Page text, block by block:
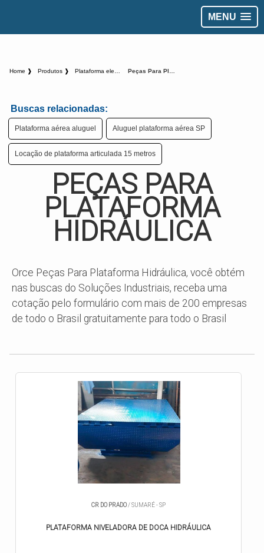
MENU
Home ❱ Produtos ❱
Buscas relacionadas:
Plataforma aérea aluguel Aluguel plataforma aérea SP
Locação de plataforma articulada 15 metros
PEÇAS PARA
PLATAFORMA
HIDRÁULICA
Orce Peças Para Plataforma Hidráulica, você obtém
nas buscas do Soluções Industriais, receba uma
cotação pelo formulário com mais de 200 empresas
de todo o Brasil gratuitamente para todo o Brasil
CR DO PRADO/ SUMARÉ - SP
PLATAFORMA NIVELADORA DE DOCA HIDRÁULICA